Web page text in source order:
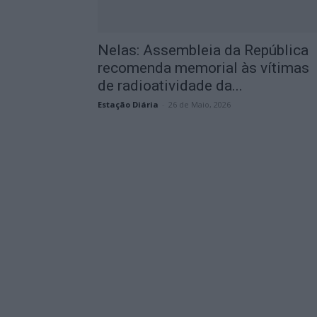
Nelas: Assembleia da República
recomenda memorial às vítimas
de radioatividade da...
Estação Diária 26 de Maio, 2026